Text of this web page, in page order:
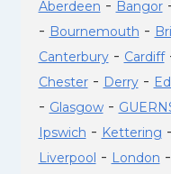
Aberdeen - Bangor
- Bournemouth -
Canterbury- Cardiff
Chester- Derry-
- Glasgow-
Ipswich - Kettering -
Liverpool - London -